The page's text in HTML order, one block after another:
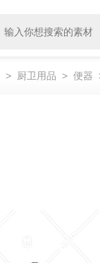
> 厨卫用品 > 便器